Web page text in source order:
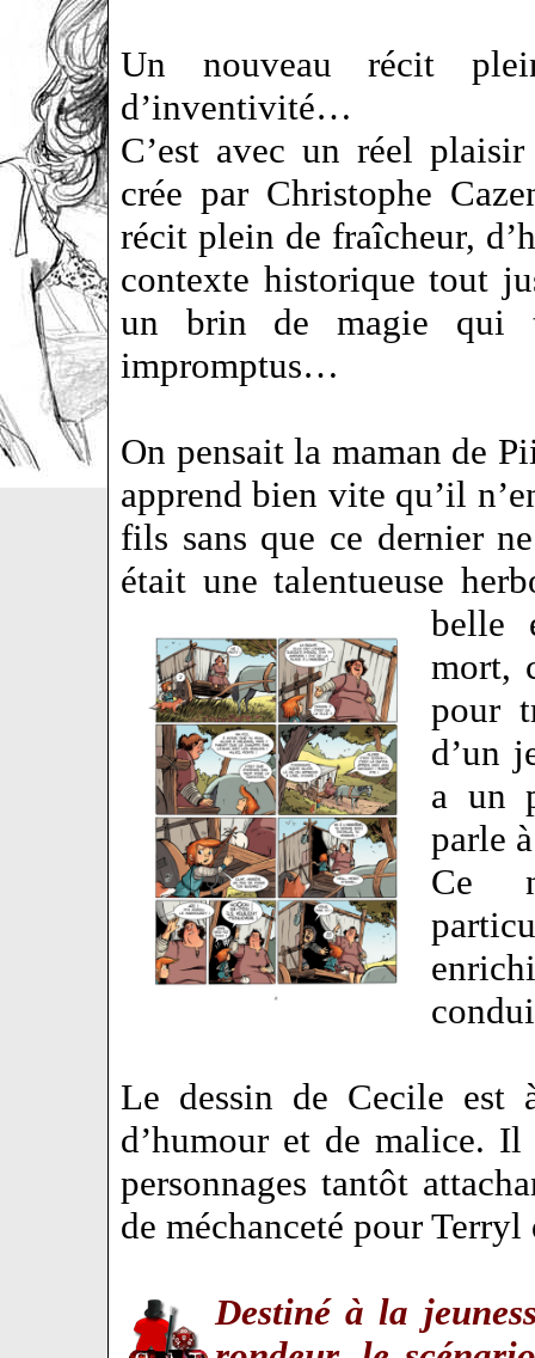
Un nouveau récit
d’inventivité…
C’est avec un réel
crée par Christophe
récit plein de fraîcheur,
contexte historique tout
un brin de magie qui
impromptus…
On pensait la maman de
apprend bien vite qu’il
fils sans que ce dernier
était une talentueuse
belle
mort,
pour
d’un
a un
parle
Ce
Le dessin de Cecile est
d’humour et de malice.
personnages tantôt
de méchanceté pour
Destiné à la